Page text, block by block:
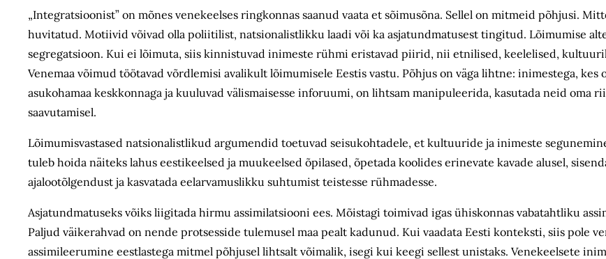
„Integratsioonist” on mõnes venekeelses ringkonnas saanud vaata et sõimusõna. Sellel on mitmeid põhjusi.
huvitatud. Motiivid võivad olla poliitilist, natsionalistlikku laadi või ka asjatundmatusest tingitud. Lõimumise
segregatsioon. Kui ei lõimuta, siis kinnistuvad inimeste rühmi eristavad piirid, nii etnilised, keelelised,
Venemaa võimud töötavad võrdlemisi avalikult lõimumisele Eestis vastu. Põhjus on väga lihtne: inimestega, kes
asukohamaa keskkonnaga ja kuuluvad välismaisesse inforuumi, on lihtsam manipuleerida, kasutada neid oma
saavutamisel.
Lõimumisvastased natsionalistlikud argumendid toetuvad seisukohtadele, et kultuuride ja inimeste
tuleb hoida näiteks lahus eestikeelsed ja muukeelsed õpilased, õpetada koolides erinevate kavade alusel,
ajalootõlgendust ja kasvatada eelarvamuslikku suhtumist teistesse rühmadesse.
Asjatundmatuseks võiks liigitada hirmu assimilatsiooni ees. Mõistagi toimivad igas ühiskonnas vabatahtliku
Paljud väikerahvad on nende protsesside tulemusel maa pealt kadunud. Kui vaadata Eesti konteksti, siis pole
assimileerumine eestlastega mitmel põhjusel lihtsalt võimalik, isegi kui keegi sellest unistaks. Venekeelsete